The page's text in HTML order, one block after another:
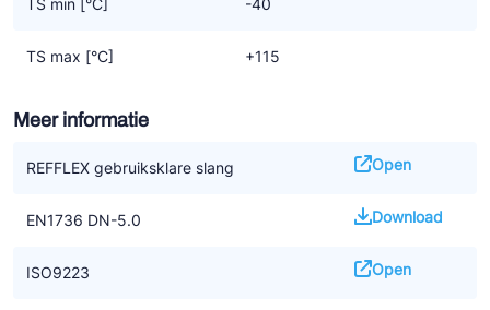
TS max [°C] +115
Meer informatie
REFFLEX gebruiksklare slang Open
EN1736 DN-5.0 Download
ISO9223 Open